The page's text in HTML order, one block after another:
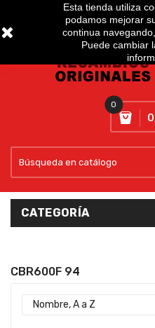
0
CATEGORÍA
CBR600F 94
Nombre, A a Z
Esta tienda utiliza
podamos mejorar
continua
Puede cambiar